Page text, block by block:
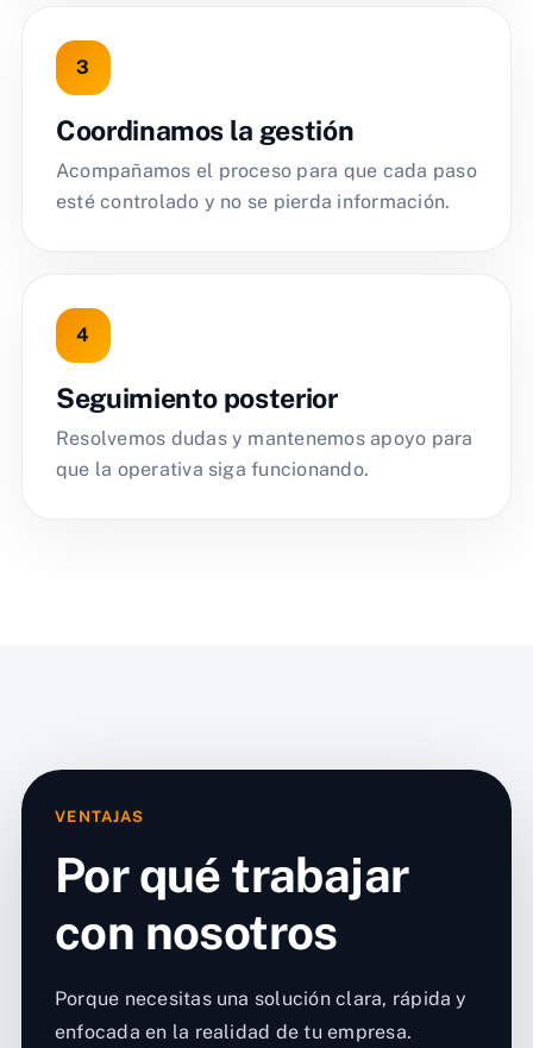
Coordinamos la gestión
Acompañamos el proceso para que cada paso
esté controlado y no se pierda información.
Seguimiento posterior
Resolvemos dudas y mantenemos apoyo para
que la operativa siga funcionando.
VENTAJAS
Por qué trabajar
con nosotros
Porque necesitas una solución clara, rápida y
enfocada en la realidad de tu empresa.